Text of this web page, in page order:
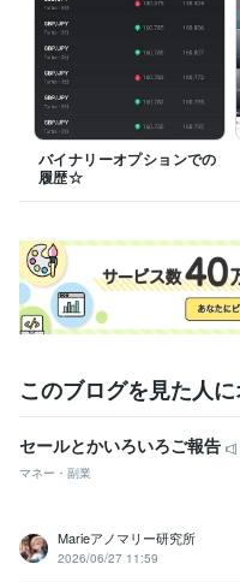
資産運用・副業の相談 投資
投資
バイナリーオプションでの
履歴☆
このブログを見た人
セールとかいろいろご報告
マネー・副業
Marieアノマリー研究所
2026/06/27 11:59